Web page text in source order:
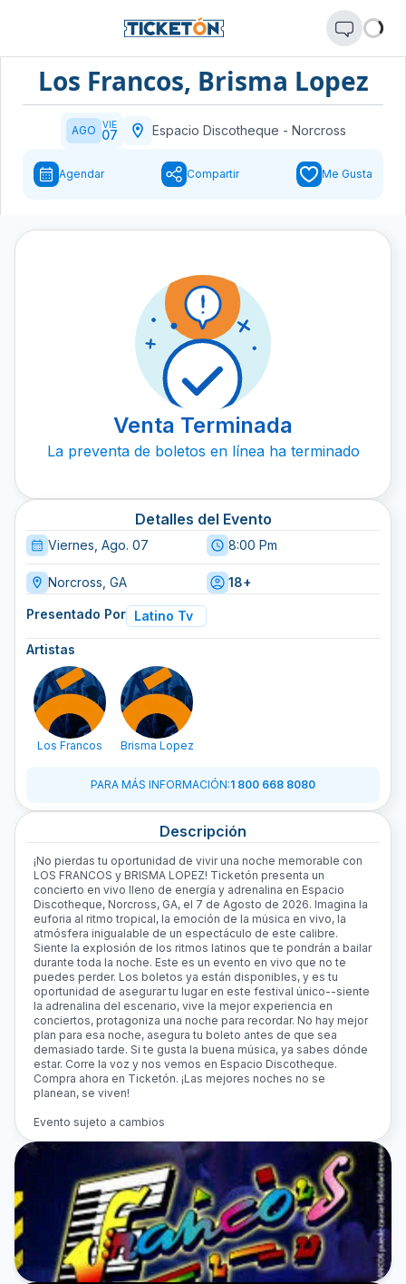
Los Francos, Brisma Lopez
AGO VIE
07 Espacio Discotheque - Norcross
Agendar Compartir Me Gusta
Venta Terminada
La preventa de boletos en línea ha terminado
Detalles del Evento
Viernes, Ago. 07 8:00 Pm
Norcross, GA 18+
Presentado Por Latino Tv
Artistas
Los Francos Brisma Lopez
PARA MÁS INFORMACIÓN:1 800 668 8080
Descripción
¡No pierdas tu oportunidad de vivir una noche memorable con
LOS FRANCOS y BRISMA LOPEZ! Ticketón presenta un
concierto en vivo lleno de energía y adrenalina en Espacio
Discotheque, Norcross, GA, el 7 de Agosto de 2026. Imagina la
euforia al ritmo tropical, la emoción de la música en vivo, la
atmósfera inigualable de un espectáculo de este calibre.
Siente la explosión de los ritmos latinos que te pondrán a bailar
durante toda la noche. Este es un evento en vivo que no te
puedes perder. Los boletos ya están disponibles, y es tu
oportunidad de asegurar tu lugar en este festival único--siente
la adrenalina del escenario, vive la mejor experiencia en
conciertos, protagoniza una noche para recordar. No hay mejor
plan para esa noche, asegura tu boleto antes de que sea
demasiado tarde. Si te gusta la buena música, ya sabes dónde
estar. Corre la voz y nos vemos en Espacio Discotheque.
Compra ahora en Ticketón. ¡Las mejores noches no se
planean, se viven!
Evento sujeto a cambios